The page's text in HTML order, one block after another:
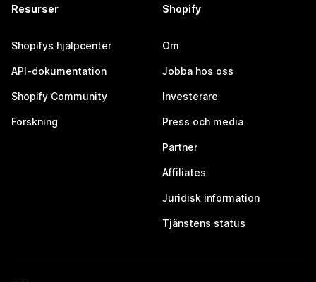
Resurser
Shopifys hjälpcenter
API-dokumentation
Shopify Community
Forskning
Shopify
Om
Jobba hos oss
Investerare
Press och media
Partner
Affiliates
Juridisk information
Tjänstens status